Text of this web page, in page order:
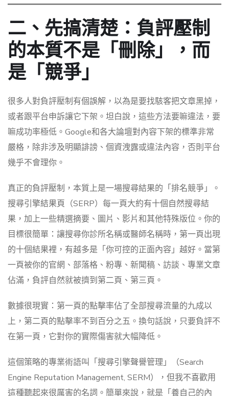
二、先搞清楚：負評壓制
的本質不是「刪除」，而
是「競爭」
很多人對負評壓制有個誤解，以為是要找駭客把文章黑掉，
或者跟平台申訴讓它下架。坦白說，這些方法要嘛違法，要
嘛成功率極低。Google和各大論壇對內容下架的標準非常
嚴格，除非涉及明顯誹謗、個資洩露或違法內容，否則平台
幾乎不會理你。
真正的負評壓制，本質上是一場搜尋結果的「排名競爭」。
搜尋引擎結果頁（SERP）每一頁大約有十個自然搜尋結
果，加上一些精選摘要、圖片、影片和其他特殊版位。你的
目標很簡單：讓搜尋你診所名稱或醫師名稱時，第一頁出現
的十個結果裡，有越多是「你可控的正面內容」越好。當第
一頁被你的官網、部落格、粉專、新聞稿、訪談、專業文章
佔滿，負評自然就被擠到第二頁、第三頁。
數據很現實：第一頁的點擊率佔了全部搜尋流量的九成以
上，第二頁的點擊率不到百分之五。換句話說，只要負評不
在第一頁，它對你的實際傷害就大幅降低。
這個策略的專業術語叫「搜尋引擎聲譽管理」（Search
Engine Reputation Management, SERM），但我不喜歡用
這種聽起來很厲害的名詞。簡單來說，就是「養自己的內